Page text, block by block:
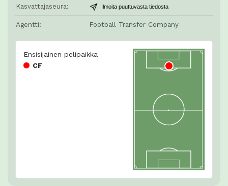
Kasvattajaseura: Ilmoita puuttuvasta tiedosta
Agentti: Football Transfer Company
Ensisijainen pelipaikka
CF